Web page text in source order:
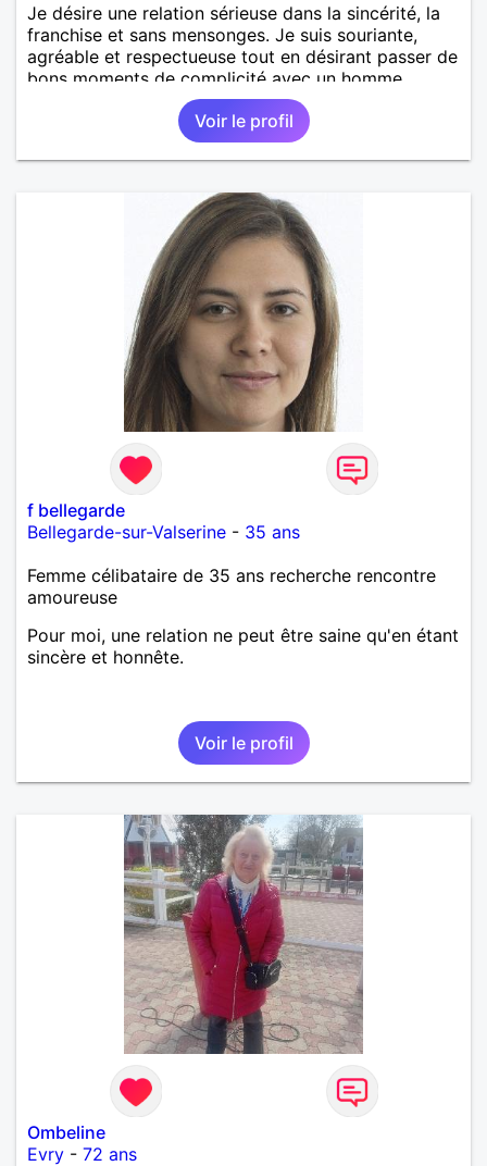
Je désire une relation sérieuse dans la sincérité, la
franchise et sans mensonges. Je suis souriante,
agréable et respectueuse tout en désirant passer de
bons moments de complicité avec un homme
voulant aller dans la même direction que moi.
Voir le profil
f bellegarde
Bellegarde-sur-Valserine - 35 ans
Femme célibataire de 35 ans recherche rencontre
amoureuse
Pour moi, une relation ne peut être saine qu'en étant
sincère et honnête.
Voir le profil
Ombeline
Evry - 72 ans